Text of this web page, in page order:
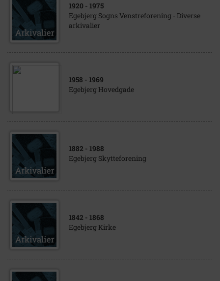
1920 - 1975
Egebjerg Sogns Venstreforening - Diverse
arkivalier
1958 - 1969
Egebjerg Hovedgade
1882 - 1988
Egebjerg Skytteforening
1842 - 1868
Egebjerg Kirke